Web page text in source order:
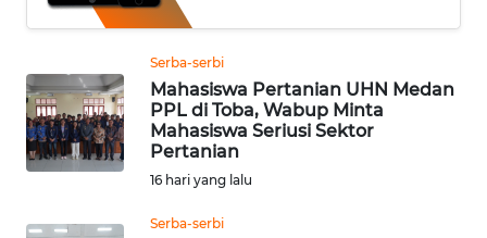
Serba-serbi
Mahasiswa Pertanian UHN Medan
PPL di Toba, Wabup Minta
Mahasiswa Seriusi Sektor
Pertanian
16 hari yang lalu
Serba-serbi
KRIMINAL
EKUIN
SAINS-TEKNO